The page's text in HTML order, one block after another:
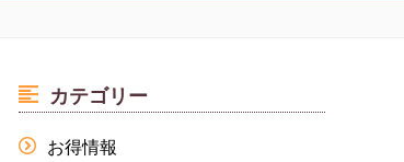
カテゴリー
お得情報